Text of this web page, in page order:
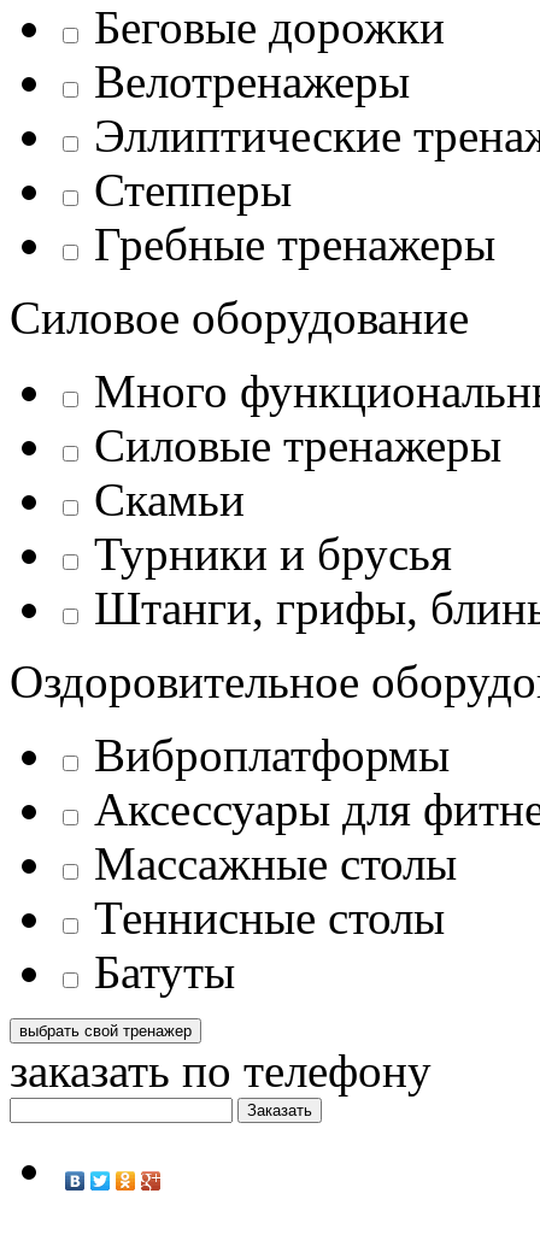
Беговые дорожки
Велотренажеры
Эллиптические
Степперы
Гребные тренажеры
Силовое оборудование
Много
Силовые тренажеры
Скамьи
Турники и брусья
Штанги, грифы,
Оздоровительное
Виброплатформы
Аксессуары для
Массажные столы
Теннисные столы
Батуты
заказать по телефону